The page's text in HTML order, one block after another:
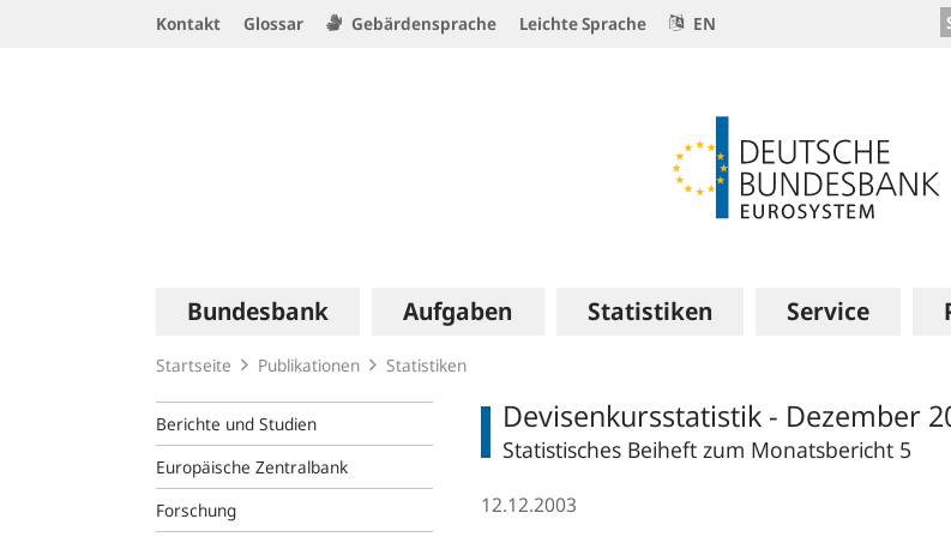
Kontakt Glossar Gebärdensprache Leichte Sprache EN
Hauptnavigation
Bundesbank Aufgaben Statistiken Service
Startseite Publikationen Statistiken
Berichte und Studien
Europäische Zentralbank
Forschung
Devisenkursstatistik - Dezember
Statistisches Beiheft zum Monatsbericht 5
12.12.2003